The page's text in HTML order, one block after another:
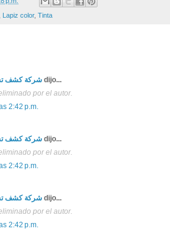
Lapiz color, Tinta
شركة كشف dijo...
por el autor.
2:42 p.m.
شركة كشف dijo...
por el autor.
2:42 p.m.
شركة كشف dijo...
por el autor.
2:42 p.m.